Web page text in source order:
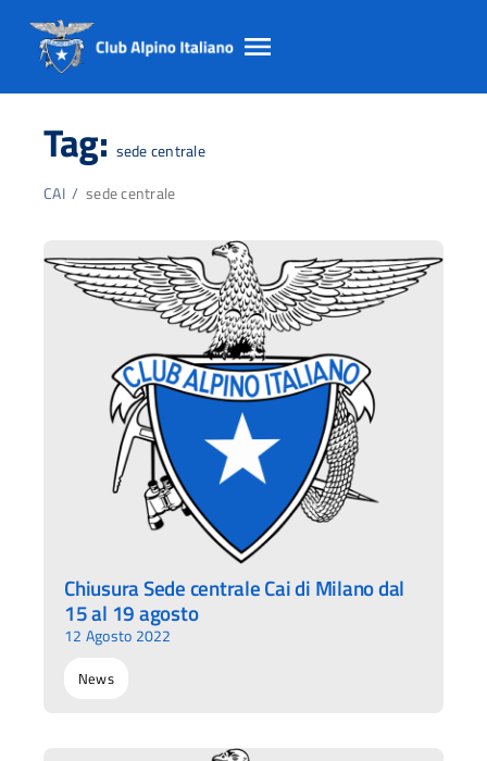
Salta
contento
principale
Salta
Salta
Tag: sede centrale
CAI/ sede centrale
Chiusura Sede centrale Cai di Milano dal
15 al 19 agosto
12 Agosto 2022
News